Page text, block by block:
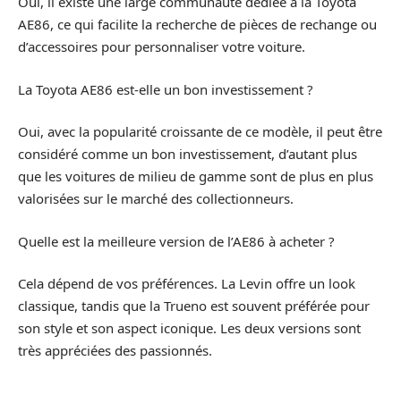
AE86, ce qui facilite la recherche de pièces de rechange ou
d’accessoires pour personnaliser votre voiture.
La Toyota AE86 est-elle un bon investissement ?
Oui, avec la popularité croissante de ce modèle, il peut être
considéré comme un bon investissement, d’autant plus
que les voitures de milieu de gamme sont de plus en plus
valorisées sur le marché des collectionneurs.
Quelle est la meilleure version de l’AE86 à acheter ?
Cela dépend de vos préférences. La Levin offre un look
classique, tandis que la Trueno est souvent préférée pour
son style et son aspect iconique. Les deux versions sont
très appréciées des passionnés.